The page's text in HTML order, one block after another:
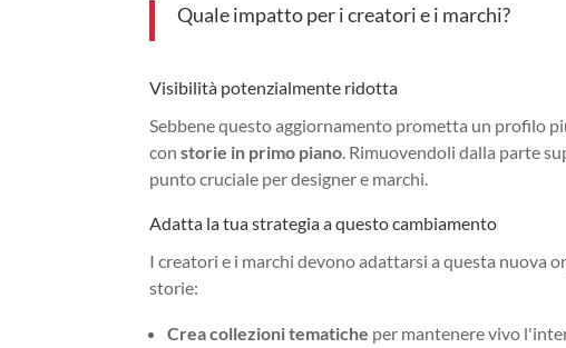
Quale impatto per i creatori e i marchi?
Visibilità potenzialmente ridotta
Sebbene questo aggiornamento prometta un profilo
constorie in primo piano . Rimuovendoli dalla parte
punto cruciale per designer e marchi.
Adatta la tua strategia a questo cambiamento
I creatori e i marchi devono adattarsi a questa nuova
storie:
Crea collezioni tematiche per mantenere vivo